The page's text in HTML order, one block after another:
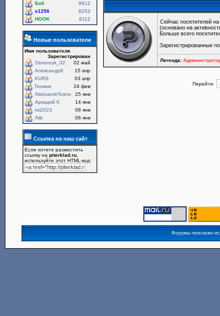
Боб
9912
s1256
8253
HOOK
8112
Новые пользователи
Имя пользователя
Зарегистрирован
Otmorozk_02
02 май
АлександрК
15 апр
KURS
03 апр
Гномик
24 фев
AleksandrTosno
25 янв
Аркадий К.
14 янв
roi2023
08 янв
Alik
06 янв
Ссылка на наш сайт
Если хотите разместить
ссылку наpiterklad.ru
используйте этот HTML-код:
Сейчас посетителей
(основано на
Больше всего
Зарегистрированные
Легенда:
Перейти:
Форумы поисково-